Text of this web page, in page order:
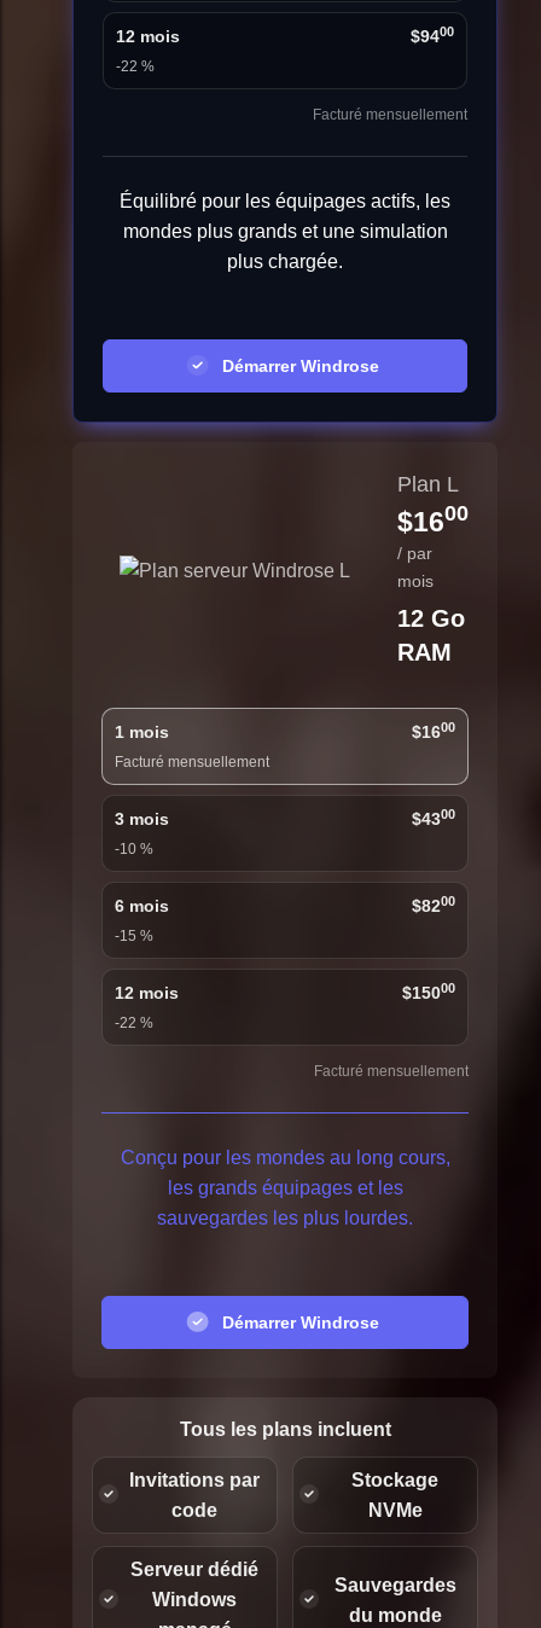
12 mois $9400
-22 %
Facturé mensuellement
Équilibré pour les équipages actifs, les
mondes plus grands et une simulation
plus chargée.
Démarrer Windrose
Plan L
$1600
/ par
mois
12 Go
RAM
1 mois $1600
Facturé mensuellement
3 mois $4300
-10 %
6 mois $8200
-15 %
12 mois $15000
-22 %
Facturé mensuellement
Conçu pour les mondes au long cours,
les grands équipages et les
sauvegardes les plus lourdes.
Démarrer Windrose
Tous les plans incluent
Invitations par
code
Stockage
NVMe
Serveur dédié
Windows
Sauvegardes
du monde